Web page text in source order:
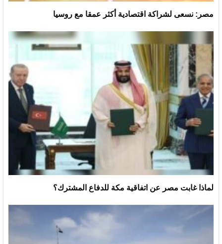
مصر: نسعى لشراكة اقتصادية أكثر عمقا مع روسيا
لماذا غابت مصر عن اتفاقية مكة للدفاع المشترك؟